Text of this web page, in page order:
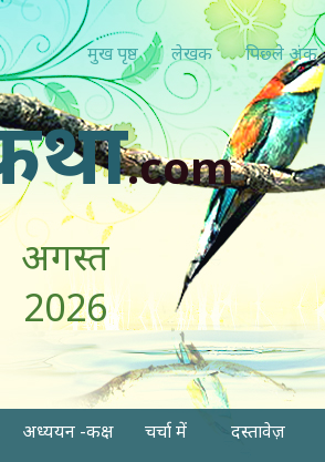
मुख पृष्ठ लेखक पिछ्ले अंक
.com
अगस्त
2026
अध्ययन -कक्ष चर्चा में दस्तावेज़